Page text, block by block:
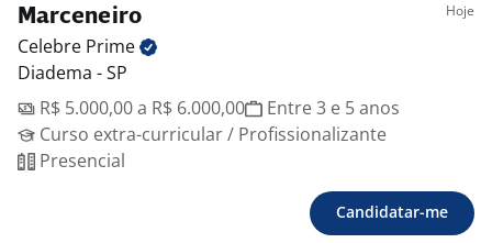
Marceneiro Hoje
Celebre Prime
Diadema - SP
R$ 5.000,00 a R$ 6.000,00
Entre 3 e 5 anos
Curso extra-curricular / Profissionalizante
Presencial
Candidatar-me